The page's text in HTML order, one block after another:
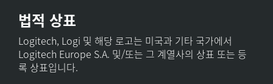
법적 상표
Logitech, Logi 및 해당 로고는 미국과 기타 국가에서
Logitech Europe S.A. 및/또는 그 계열사의 상표 또는 등
록 상표입니다.